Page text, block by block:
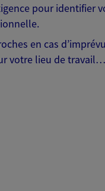
pour identifier
en cas
votre lieu de